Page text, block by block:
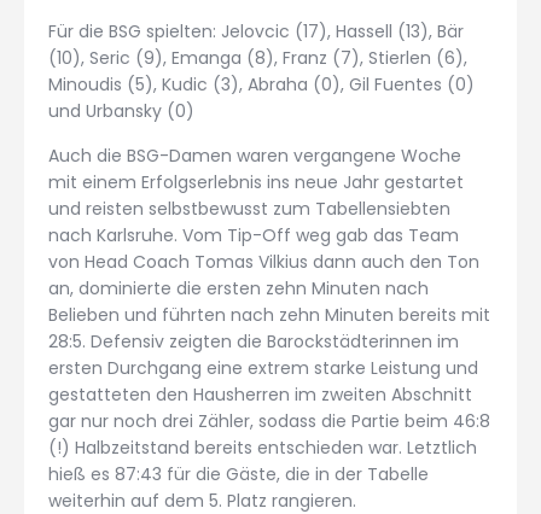
Für die BSG spielten: Jelovcic (17), Hassell (13), Bär
(10), Seric (9), Emanga (8), Franz (7), Stierlen (6),
Minoudis (5), Kudic (3), Abraha (0), Gil Fuentes (0)
und Urbansky (0)
Auch die BSG-Damen waren vergangene Woche
mit einem Erfolgserlebnis ins neue Jahr gestartet
und reisten selbstbewusst zum Tabellensiebten
nach Karlsruhe. Vom Tip-Off weg gab das Team
von Head Coach Tomas Vilkius dann auch den Ton
an, dominierte die ersten zehn Minuten nach
Belieben und führten nach zehn Minuten bereits mit
28:5. Defensiv zeigten die Barockstädterinnen im
ersten Durchgang eine extrem starke Leistung und
gestatteten den Hausherren im zweiten Abschnitt
gar nur noch drei Zähler, sodass die Partie beim 46:8
(!) Halbzeitstand bereits entschieden war. Letztlich
hieß es 87:43 für die Gäste, die in der Tabelle
weiterhin auf dem 5. Platz rangieren.